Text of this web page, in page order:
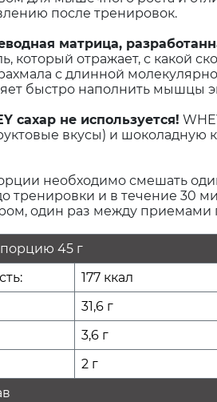
после тренировок.
матрица,
который отражает, с какой
с длинной
быстро наполнить мышцы
сахар не используется!
вкусы) и шоколадную
необходимо смешать
тренировки и в течение 30
один раз между
45 г
177 ккал
31,6 г
3,6 г
2 г